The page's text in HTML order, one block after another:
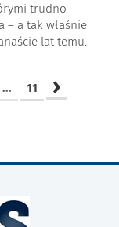
trudno
– a tak właśnie
lat temu.
... 11 ›